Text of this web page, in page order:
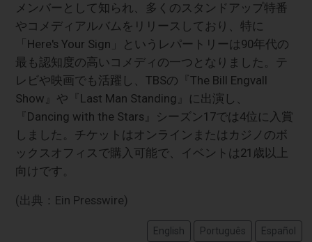
メンバーとして知られ、多くのスタンドアップ特番
やコメディアルバムをリリースしており、特に
「Here's Your Sign」というレパートリーは90年代の
最も認知度の高いコメディの一つとなりました。テ
レビや映画でも活躍し、TBSの『The Bill Engvall
Show』や『Last Man Standing』に出演し、
『Dancing with the Stars』シーズン17では4位に入賞
しました。チケットはオンラインまたはカジノのボ
ックスオフィスで購入可能で、イベントは21歳以上
向けです。
(出典：Ein Presswire)
English Português Español